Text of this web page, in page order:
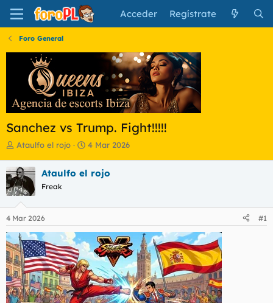
Acceder Regístrate
Foro General
Sanchez vs Trump. Fight!!!!!
I
i
c
i
a
d
o
r
d
e
l
t
e
m
Ataulfo el rojo
F
h
e
n
i
c
i
o
4 Mar 2026
Ataulfo el rojo
Freak
4 Mar 2026 #1